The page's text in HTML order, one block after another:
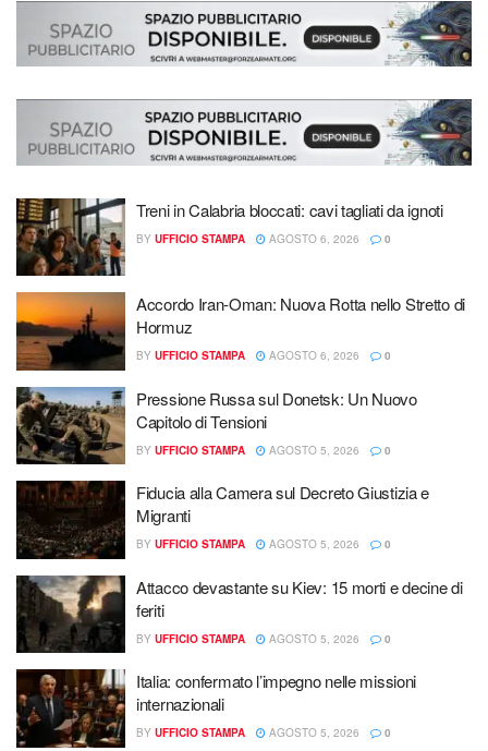
Treni in Calabria bloccati: cavi tagliati da ignoti
BY UFFICIO STAMPA AGOSTO 6, 2026 0
Accordo Iran-Oman: Nuova Rotta nello Stretto di
Hormuz
BY UFFICIO STAMPA AGOSTO 6, 2026 0
Pressione Russa sul Donetsk: Un Nuovo
Capitolo di Tensioni
BY UFFICIO STAMPA AGOSTO 5, 2026 0
Fiducia alla Camera sul Decreto Giustizia e
Migranti
BY UFFICIO STAMPA AGOSTO 5, 2026 0
Attacco devastante su Kiev: 15 morti e decine di
feriti
BY UFFICIO STAMPA AGOSTO 5, 2026 0
Italia: confermato l’impegno nelle missioni
internazionali
BY UFFICIO STAMPA AGOSTO 5, 2026 0